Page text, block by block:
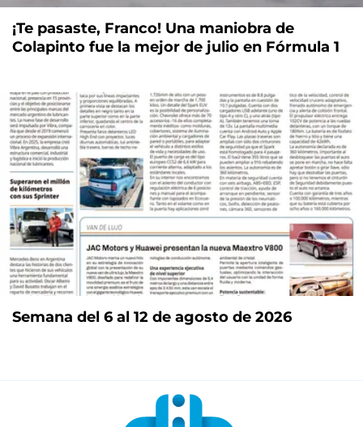
¡Te pasaste, Franco! Una maniobra de
Colapinto fue la mejor de julio en Fórmula 1
Semana del 6 al 12 de agosto de 2026